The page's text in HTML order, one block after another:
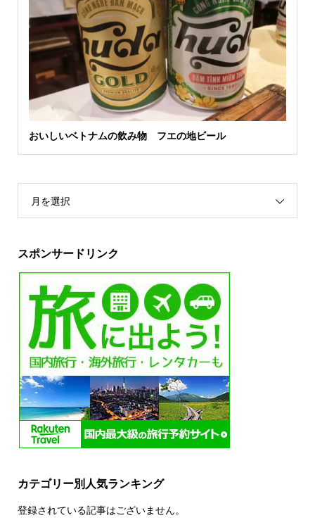
おいしいベトナムの飲み物 フエの地ビール
月を選択
スポンサードリンク
カテゴリー別人気ランキング
登録されている記事はございません。